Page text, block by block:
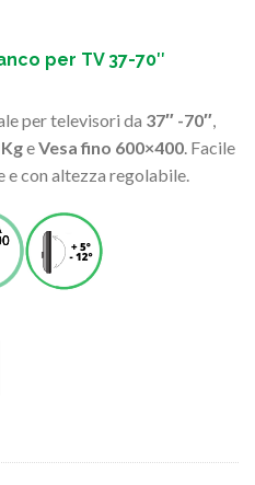
per TV 37-70″
per televisori da 37″ -70″,
eVesa fino 600×400. Facile
e con altezza regolabile.